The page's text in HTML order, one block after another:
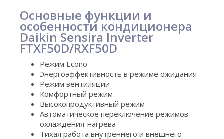
Основные функции и
особенности кондиционера
Daikin Sensira Inverter
FTXF50D/RXF50D
Режим Еcono
Энергоэффективность в режиме ожидания
Режим вентиляции
Комфортный режим
Высокопродуктивный режим
Автоматическое переключение режимов
охлаждения-нагрева
Тихая работа внутреннего и внешнего